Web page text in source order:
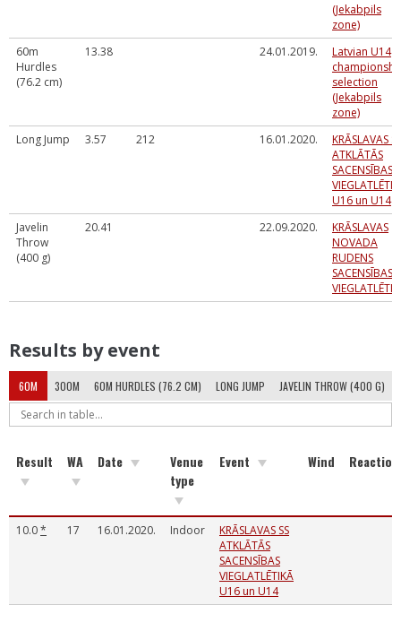
(Jekabpils
zone)
60m
Hurdles
(76.2 cm)
13.38 24.01.2019.
Latvian U14
selection
(Jekabpils
zone)
Long Jump
3.57 212 16.01.2020.
KRĀSLAVAS SS
ATKLĀTĀS
SACENSĪBAS
U16 un U14
Javelin
Throw
(400 g)
20.41 22.09.2020.
KRĀSLAVAS
NOVADA
RUDENS
SACENSĪBAS
Results by event
60M 300M 60M HURDLES (76.2 CM) LONG JUMP JAVELIN THROW (400 G)
Result WA Date
Venue
type
Event Wind Reaction
10.0* 17 16.01.2020. Indoor
KRĀSLAVAS SS
ATKLĀTĀS
SACENSĪBAS
VIEGLATLĒTIKĀ
U16 un U14